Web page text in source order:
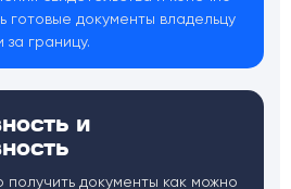
готовые документы владельцу
за границу.
и
получить документы как можно